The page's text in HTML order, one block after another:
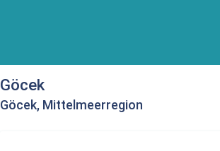
Göcek
Göcek, Mittelmeerregion